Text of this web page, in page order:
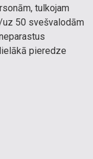
tulkojam
50 svešvalodām
pieredze